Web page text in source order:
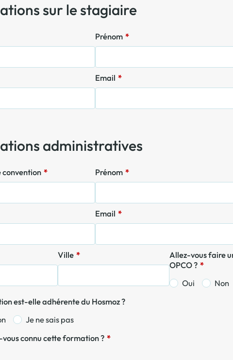
sur le stagiaire
Prénom *
Email *
administratives
convention * Prénom *
Email *
Ville *
Allez-vous faire une demande de financement auprès de votre
OPCO ? *
Oui
Non
est-elle adhérente du Hosmoz ?
Je ne sais pas
vous connu cette formation ? *